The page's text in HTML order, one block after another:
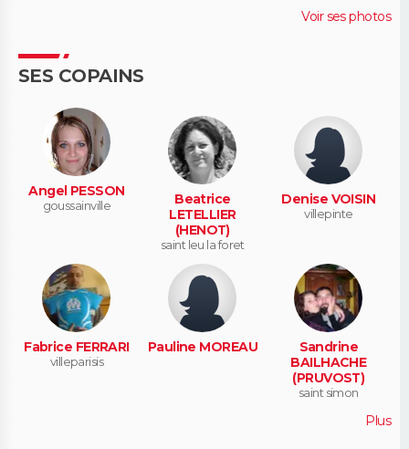
Voir ses photos
SES COPAINS
Angel PESSON
goussainville
Beatrice
LETELLIER
(HENOT)
saint leu la foret
Denise VOISIN
villepinte
Fabrice FERRARI
villeparisis
Pauline MOREAU
Sandrine
BAILHACHE
(PRUVOST)
saint simon
Plus